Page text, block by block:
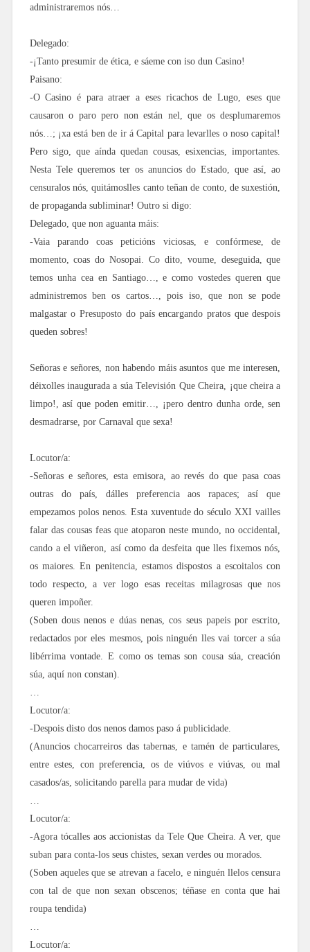
administraremos nós…
Delegado:
-¡Tanto presumir de ética, e sáeme con iso dun Casino!
Paisano:
-O Casino é para atraer a eses ricachos de Lugo, eses que
causaron o paro pero non están nel, que os desplumaremos
nós…; ¡xa está ben de ir á Capital para levarlles o noso capital!
Pero sigo, que aínda quedan cousas, esixencias, importantes.
Nesta Tele queremos ter os anuncios do Estado, que así, ao
censuralos nós, quitámoslles canto teñan de conto, de suxestión,
de propaganda subliminar! Outro si digo:
Delegado, que non aguanta máis:
-Vaia parando coas peticións viciosas, e confórmese, de
momento, coas do Nosopai. Co dito, voume, deseguida, que
temos unha cea en Santiago…, e como vostedes queren que
administremos ben os cartos…, pois iso, que non se pode
malgastar o Presuposto do país encargando pratos que despois
queden sobres!
Señoras e señores, non habendo máis asuntos que me interesen,
déixolles inaugurada a súa Televisión Que Cheira, ¡que cheira a
limpo!, así que poden emitir…, ¡pero dentro dunha orde, sen
desmadrarse, por Carnaval que sexa!
Locutor/a:
-Señoras e señores, esta emisora, ao revés do que pasa coas
outras do país, dálles preferencia aos rapaces; así que
empezamos polos nenos. Esta xuventude do século XXI vailles
falar das cousas feas que atoparon neste mundo, no occidental,
cando a el viñeron, así como da desfeita que lles fixemos nós,
os maiores. En penitencia, estamos dispostos a escoitalos con
todo respecto, a ver logo esas receitas milagrosas que nos
queren impoñer.
(Soben dous nenos e dúas nenas, cos seus papeis por escrito,
redactados por eles mesmos, pois ninguén lles vai torcer a súa
libérrima vontade. E como os temas son cousa súa, creación
súa, aquí non constan).
…
Locutor/a:
-Despois disto dos nenos damos paso á publicidade.
(Anuncios chocarreiros das tabernas, e tamén de particulares,
entre estes, con preferencia, os de viúvos e viúvas, ou mal
casados/as, solicitando parella para mudar de vida)
…
Locutor/a:
-Agora tócalles aos accionistas da Tele Que Cheira. A ver, que
suban para conta-los seus chistes, sexan verdes ou morados.
(Soben aqueles que se atrevan a facelo, e ninguén llelos censura
con tal de que non sexan obscenos; téñase en conta que hai
roupa tendida)
…
Locutor/a: